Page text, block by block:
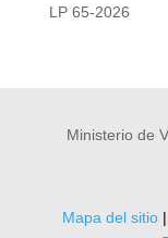
LP 65-2026
Ministerio de
Mapa del sitio |